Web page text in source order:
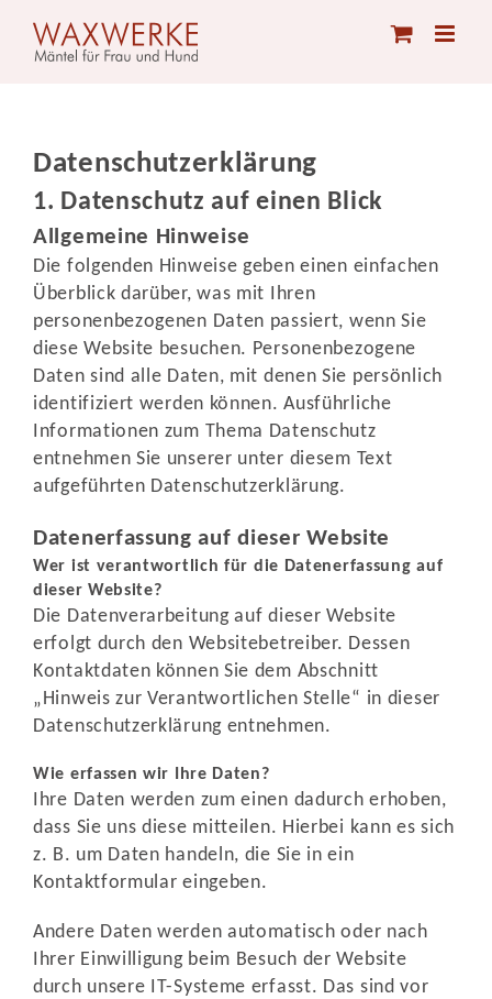
content
Datenschutz­erklärung
1. Datenschutz auf einen Blick
Allgemeine Hinweise
Die folgenden Hinweise geben einen einfachen
Überblick darüber, was mit Ihren
personenbezogenen Daten passiert, wenn Sie
diese Website besuchen. Personenbezogene
Daten sind alle Daten, mit denen Sie persönlich
identifiziert werden können. Ausführliche
Informationen zum Thema Datenschutz
entnehmen Sie unserer unter diesem Text
aufgeführten Datenschutzerklärung.
Datenerfassung auf dieser Website
Wer ist verantwortlich für die Datenerfassung auf
dieser Website?
Die Datenverarbeitung auf dieser Website
erfolgt durch den Websitebetreiber. Dessen
Kontaktdaten können Sie dem Abschnitt
„Hinweis zur Verantwortlichen Stelle“ in dieser
Datenschutzerklärung entnehmen.
Wie erfassen wir Ihre Daten?
Ihre Daten werden zum einen dadurch erhoben,
dass Sie uns diese mitteilen. Hierbei kann es sich
z. B. um Daten handeln, die Sie in ein
Kontaktformular eingeben.
Andere Daten werden automatisch oder nach
Ihrer Einwilligung beim Besuch der Website
durch unsere IT-Systeme erfasst. Das sind vor